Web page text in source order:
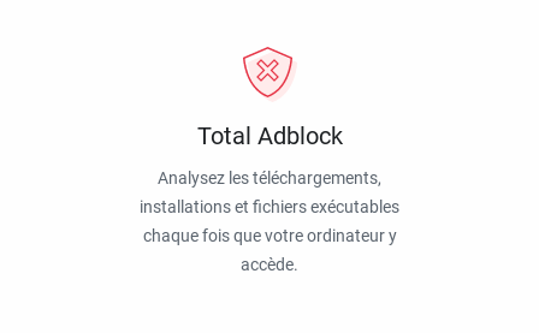
Total Adblock
Analysez les téléchargements,
installations et fichiers exécutables
chaque fois que votre ordinateur y
accède.